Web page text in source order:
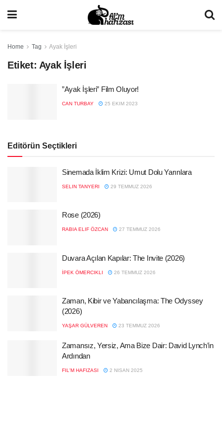
Home Tag Ayak İşleri
Etiket: Ayak İşleri
”Ayak İşleri” Film Oluyor!
CAN TURBAY 25 EKIM 2023
Editörün Seçtikleri
Sinemada İklim Krizi: Umut Dolu Yarınlara
SELIN TANYERI 29 TEMMUZ 2026
Rose (2026)
RABIA ELIF ÖZCAN 27 TEMMUZ 2026
Duvara Açılan Kapılar: The Invite (2026)
İPEK ÖMERCIKLI 26 TEMMUZ 2026
Zaman, Kibir ve Yabancılaşma: The Odyssey
(2026)
YAŞAR GÜLVEREN 23 TEMMUZ 2026
Zamansız, Yersiz, Ama Bize Dair: David Lynch’in
Ardından
FIL'M HAFIZASI 2 NISAN 2025